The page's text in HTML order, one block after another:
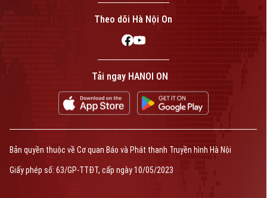
TRANG THÔNG TIN ĐIỆN TỬ
CỦA CƠ QUAN BÁO VÀ PHÁT THANH TRUYỀN HÌNH HÀ NỘI
Số 3-5 Huỳnh Thúc Kháng-Phường Láng-Hà Nội
Phó Giám đốc: Nguyễn Kim Khiêm, Nguyễn Minh Đức, Nguyễn Thành Lợi
Theo dõi Hà Nội On
Tải ngay HANOI ON
Bản quyền thuộc về Cơ quan Báo và Phát thanh Truyền hình Hà Nội
Giấy phép số: 63/GP-TTĐT, cấp ngày 10/05/2023